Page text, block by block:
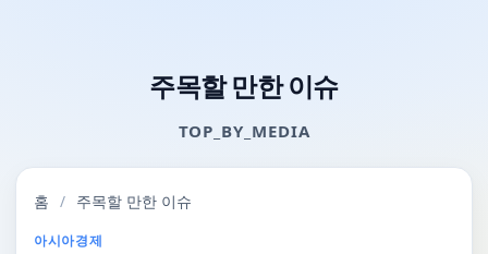
주목할 만한 이슈
TOP_BY_MEDIA
홈 / 주목할 만한 이슈
아시아경제